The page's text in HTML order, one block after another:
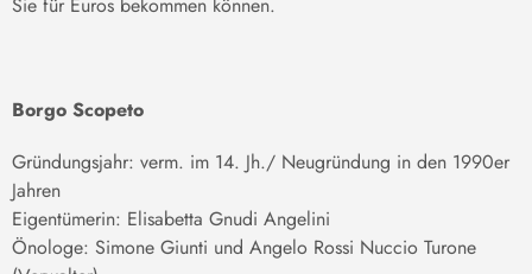
Sie für Euros bekommen können.
Borgo Scopeto
Gründungsjahr: verm. im 14. Jh./ Neugründung in den 1990er
Jahren
Eigentümerin: Elisabetta Gnudi Angelini
Önologe: Simone Giunti und Angelo Rossi Nuccio Turone